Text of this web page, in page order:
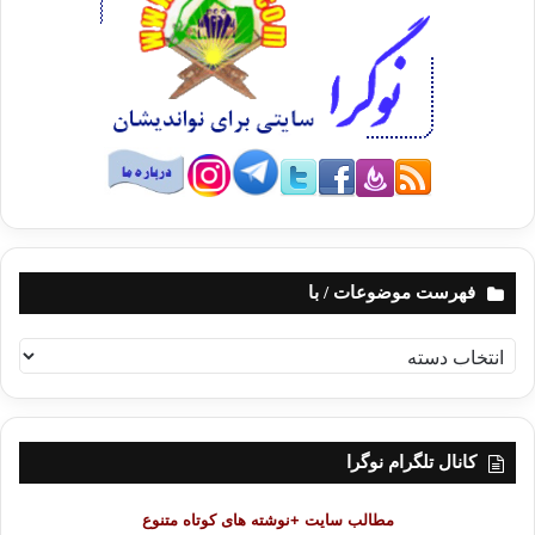
ذهنم رسید: طوی الجزیرة حتی جاءنی نبأ فزعت فیه بآمالی إلی
الکذب حتی إذا لم یدع لی صدقه أملا شرقت بالدمع حتی کاد یشرق
بی (کانال الجزیره خاموش شد و خبری به من رسید، از ترس، انتظار
داشتم دروغ باشد، اما وقتی که درست بودنش، جایی برای آرزویم
نگذاشت، اشکم سرازیر شد و نزدیک بود مرا بکشد و گوشتم را در
آفتاب بگذارد). به یاد دو قبری افتادم که من و او آن‌ها را در گورستان
مسلمانان در ایالت ورجینیا برای خویش تدارک دیده بودیم. با هم عهد
بستیم که در مرگ نیز همانند زندگی همسایه یکدیگر باشیم. هرچند
تقدیر بر این شد که قبر مخصوص من در زیر درخت «اوک» در آن
گورستان در کنار قبر جمال، سهم همسر گرانقدر و عزیزم باشد.
نمی‌دانم جمال در همان قبری که تعیین کردیم، دفن خواهد شد یا نه.
جمال نزد من همانند کسی است که ابوتمام شاعر در توصیفش
سرود:
مضی طاهر الأذیال لم تبق روضة من الأرض إلا و اشتهت أنها قبر
تردی ثیاب الموت حمرا فما أتی لها اللیل إلا و هی من سندس
فهرست موضوعات / با
ه
ر
کانال تلگرام نوگرا
مطالب سایت +نوشته های کوتاه متنوع